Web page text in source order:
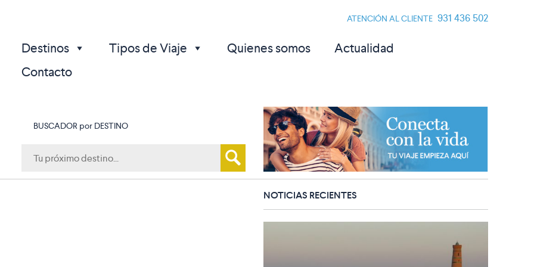
ATENCIÓN AL CLIENTE 931 436 502
Destinos Tipos de Viaje Quienes somos
Actualidad
Contacto
BUSCADOR por DESTINO
p
NOTICIAS RECIENTES